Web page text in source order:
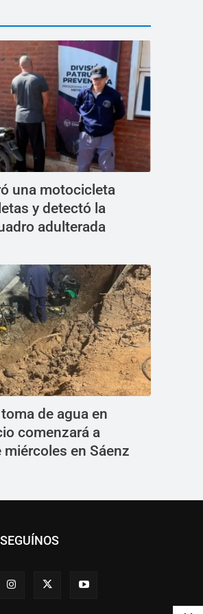
una motocicleta
y detectó la
adulterada
de agua en
comenzará a
en Sáenz
SEGUÍNOS